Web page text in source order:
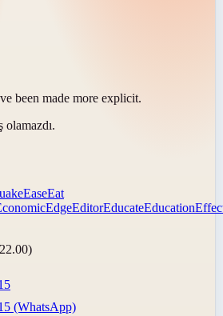
been made more explicit.
olamazdı.
EaseEat
EdgeEditorEducateEducation
(WhatsApp)